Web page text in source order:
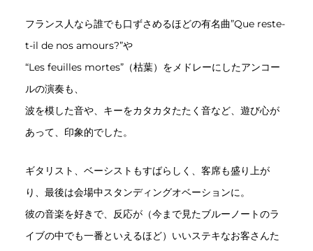
フランス人なら誰でも口ずさめるほどの有名曲”Que reste-
t-il de nos amours?”や
“Les feuilles mortes”（枯葉）をメドレーにしたアンコー
ルの演奏も、
波を模した音や、キーをカタカタたたく音など、遊び心が
あって、印象的でした。
ギタリスト、ベーシストもすばらしく、客席も盛り上が
り、最後は会場中スタンディングオベーションに。
彼の音楽を好きで、反応が（今まで見たブルーノートのラ
イブの中でも一番といえるほど）いいステキなお客さんた